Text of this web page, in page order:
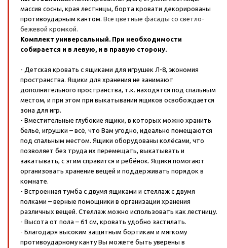
массив сосны, края лестницы, борта кровати декорированы
противоударным кантом. Все цветные фасады со светло-
бежевой кромкой.
Комплект универсальный. При необходимости
собирается и в левую, и в правую сторону.
- Детская кровать с ящиками для игрушек Л-8, экономия
пространства. Ящики для хранения не занимают
дополнительного пространства, т.к. находятся под спальным
местом, и при этом при выкатывании ящиков освобождается
зона для игр.
- Вместительные глубокие ящики, в которых можно хранить
бельё, игрушки – всё, что Вам угодно, идеально помещаются
под спальным местом. Ящики оборудованы колёсами, что
позволяет без труда их перемещать, выкатывать и
закатывать, с этим справится и ребёнок. Ящики помогают
организовать хранение вещей и поддерживать порядок в
комнате.
- Встроенная тумба с двумя ящиками и стеллаж с двумя
полками – верные помощники в организации хранения
различных вещей. Стеллаж можно использовать как лестницу.
- Высота от пола – 61 см, кровать удобно застилать.
- Благодаря высоким защитным бортикам и мягкому
противоударному канту Вы можете быть уверены в